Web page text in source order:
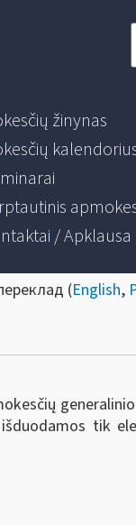
žinynas
/ Apklausa
(English,
tik